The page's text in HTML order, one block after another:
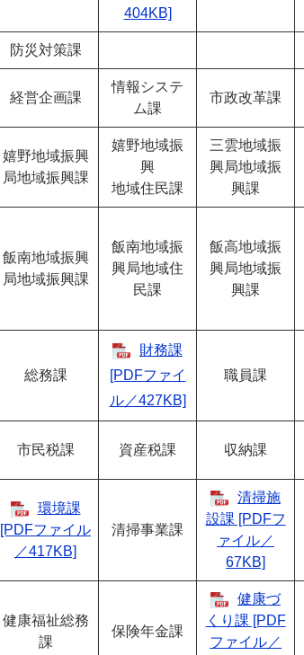
404KB]
防災対策課
経営企画課
情報システ
ム課
市政改革課
嬉野地域振興
局地域振興課
嬉野地域振
興
地域住民課
三雲地域振
興局地域振
興課
飯南地域振興
局地域振興課
飯南地域振
興局地域住
民課
飯高地域振
興局地域振
興課
総務課
財務課
[PDFファイ
ル／427KB]
職員課
市民税課 資産税課 収納課
環境課
[PDFファイル
／417KB]
清掃事業課
清掃施
設課 [PDFフ
ァイル／
67KB]
健康福祉総務
課
保険年金課
健康づ
くり課 [PDF
ファイル／